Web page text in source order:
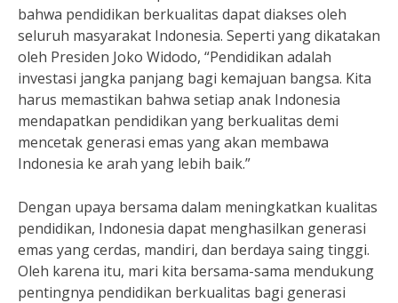
bahwa pendidikan berkualitas dapat diakses oleh
seluruh masyarakat Indonesia. Seperti yang dikatakan
oleh Presiden Joko Widodo, “Pendidikan adalah
investasi jangka panjang bagi kemajuan bangsa. Kita
harus memastikan bahwa setiap anak Indonesia
mendapatkan pendidikan yang berkualitas demi
mencetak generasi emas yang akan membawa
Indonesia ke arah yang lebih baik.”
Dengan upaya bersama dalam meningkatkan kualitas
pendidikan, Indonesia dapat menghasilkan generasi
emas yang cerdas, mandiri, dan berdaya saing tinggi.
Oleh karena itu, mari kita bersama-sama mendukung
pentingnya pendidikan berkualitas bagi generasi